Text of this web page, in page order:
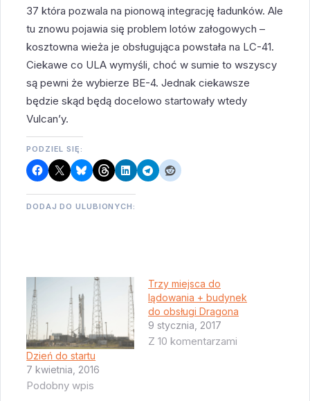
37 która pozwala na pionową integrację ładunków. Ale
tu znowu pojawia się problem lotów załogowych –
kosztowna wieża je obsługująca powstała na LC-41.
Ciekawe co ULA wymyśli, choć w sumie to wszyscy
są pewni że wybierze BE-4. Jednak ciekawsze
będzie skąd będą docelowo startowały wtedy
Vulcan’y.
PODZIEL SIĘ:
DODAJ DO ULUBIONYCH:
Dzień do startu
7 kwietnia, 2016
Podobny wpis
Trzy miejsca do
lądowania + budynek
do obsługi Dragona
9 stycznia, 2017
Z 10 komentarzami